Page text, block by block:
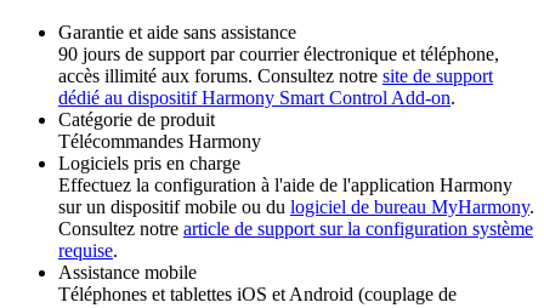
Garantie et aide sans assistance
90 jours de support par courrier électronique et téléphone,
accès illimité aux forums. Consultez notre site de support
dédié au dispositif Harmony Smart Control Add-on.
Catégorie de produit
Télécommandes Harmony
Logiciels pris en charge
Effectuez la configuration à l'aide de l'application Harmony
sur un dispositif mobile ou du logiciel de bureau MyHarmony.
Consultez notre article de support sur la configuration système
requise.
Assistance mobile
Téléphones et tablettes iOS et Android (couplage de